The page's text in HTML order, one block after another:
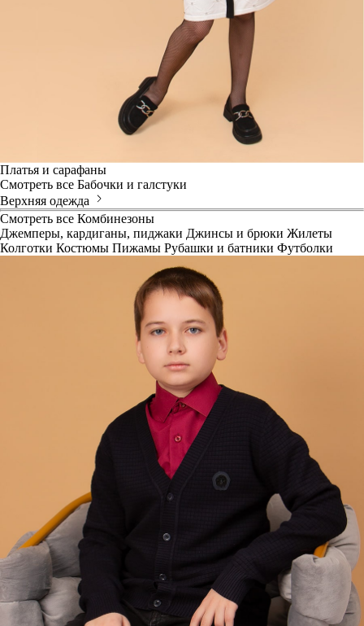
Платья и сарафаны
Смотреть все Бабочки и галстуки
Верхняя одежда
Смотреть все Комбинезоны
Джемперы, кардиганы, пиджаки Джинсы и брюки Жилеты
Колготки Костюмы Пижамы Рубашки и батники Футболки